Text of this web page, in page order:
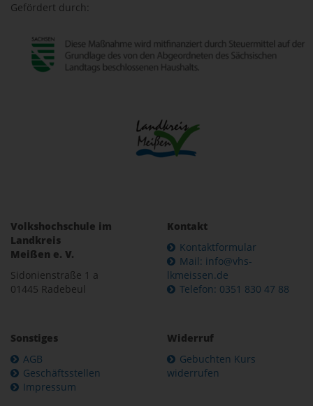
Gefördert durch:
Volkshochschule im
Landkreis
Meißen e. V.
Sidonienstraße 1 a
01445 Radebeul
Kontakt
Kontaktformular
Mail: info@vhs-
lkmeissen.de
Telefon: 0351 830 47 88
Sonstiges
AGB
Geschäftsstellen
Impressum
Widerruf
Gebuchten Kurs
widerrufen